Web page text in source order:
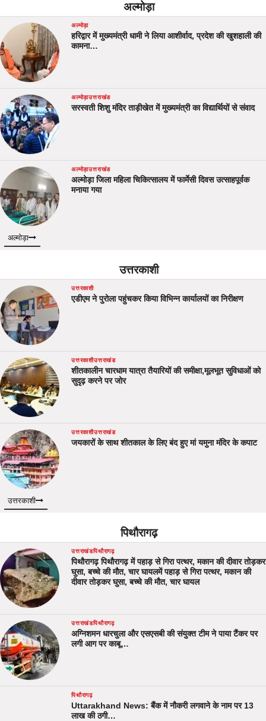
अल्मोड़ा
अल्मोड़ा
हरिद्वार में मुख्यमंत्री धामी ने लिया आशीर्वाद, प्रदेश की खुशहाली की
कामना…
अल्मोड़ाउत्तराखंड
सरस्वती शिशु मंदिर ताड़ीखेत में मुख्यमंत्री का विद्यार्थियों से संवाद
अल्मोड़ाउत्तराखंड
अल्मोड़ा जिला महिला चिकित्सालय में फार्मेसी दिवस उत्साहपूर्वक
मनाया गया
अल्मोड़ा
उत्तरकाशी
उत्तरकाशी
एडीएम ने पुरोला पहुंचकर किया विभिन्न कार्यालयों का निरीक्षण
उत्तरकाशीउत्तराखंड
शीतकालीन चारधाम यात्रा तैयारियों की समीक्षा,मूलभूत सुविधाओं को
सुदृढ़ करने पर जोर
उत्तरकाशीउत्तराखंड
जयकारों के साथ शीतकाल के लिए बंद हुए मां यमुना मंदिर के कपाट
उत्तरकाशी
पिथौरागढ़
उत्तराखंडपिथौरागढ़
पिथौरागढ़ पिथौरागढ़ में पहाड़ से गिरा पत्थर, मकान की दीवार तोड़कर
घुसा, बच्चे की मौत, चार घायलमें पहाड़ से गिरा पत्थर, मकान की
दीवार तोड़कर घुसा, बच्चे की मौत, चार घायल
उत्तराखंडपिथौरागढ़
अग्निशमन धारचुला और एसएसबी की संयुक्त टीम ने पाया टैंकर पर
लगी आग पर काबू…
पिथौरागढ़
Uttarakhand News: बैंक में नौकरी लगवाने के नाम पर 13
लाख की ठगी…